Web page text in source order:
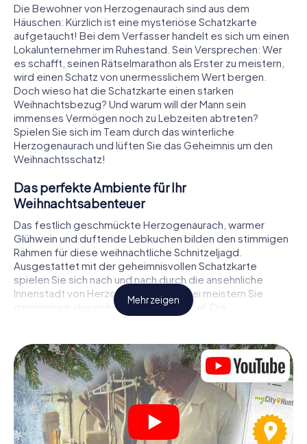
Die Bewohner von Herzogenaurach sind aus dem
Häuschen: Kürzlich ist eine mysteriöse Schatzkarte
aufgetaucht! Bei dem Verfasser handelt es sich um einen
Lokalunternehmer im Ruhestand. Sein Versprechen: Wer
es schafft, seinen Rätselmarathon als Erster zu meistern,
wird einen Schatz von unermesslichem Wert bergen.
Doch wieso hat die Schatzkarte einen starken
Weihnachtsbezug? Und warum will der Mann sein
immenses Vermögen noch zu Lebzeiten abtreten?
Spielen Sie sich im Team durch das winterliche
Herzogenaurach und lüften Sie das Geheimnis um den
Weihnachtsschatz!
Das perfekte Ambiente für Ihr
Weihnachtsabenteuer
Das festlich geschmückte Herzogenaurach, warmer
Glühwein und duftende Lebkuchen bilden den stimmigen
Rahmen für diese weihnachtliche Schnitzeljagd.
Ausgestattet mit der geheimnisvollen Schatzkarte
spielen Sie sich nach und nach durch die ansehnliche
Innenstadt von Herzogenaurach. Dabei meistern Sie
gemeinsam abwechslungsreiche Rätsel. Die
Weihnachtsthematik zieht sich als roter Faden durch das
Weise erfahren Sie faszinierende Anekdoten rund um das
nahende Weihnachtsfest. Wird es Ihnen gelingen, die
Hinweise richtig zu deuten und anderen Schatzsuchern
stets einen Schritt voraus zu sein?
Der Weihnachtsmarkt von Herzogenaurach als
Zwischenstopp
Mehr zeigen